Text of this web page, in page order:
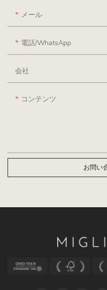
メール
電話/WhatsApp
会社
コンテンツ
お問い